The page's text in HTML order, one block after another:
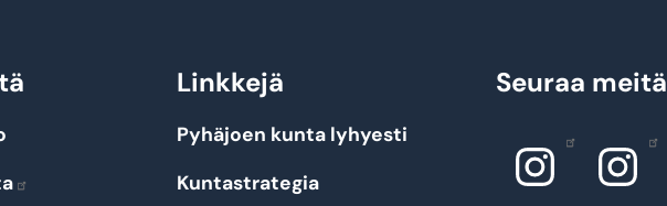
Linkkejä
Pyhäjoen kunta lyhyesti
Kuntastrategia
Seuraa meitä